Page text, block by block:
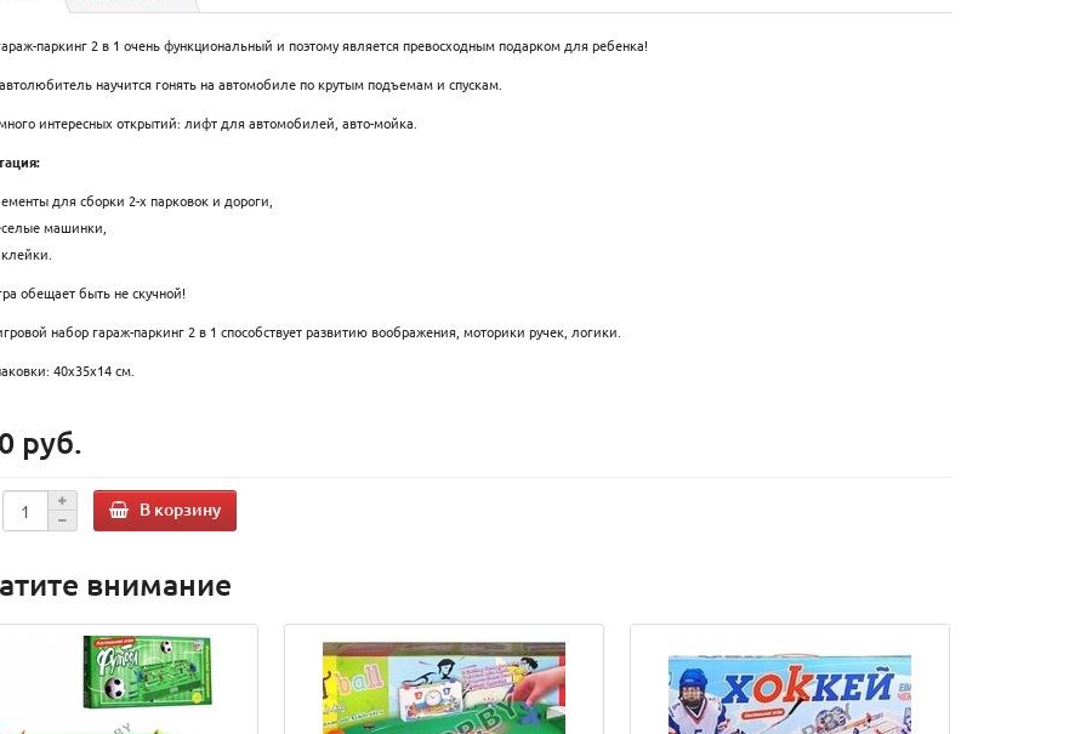
паркинг 2 в 1 очень функциональный и поэтому является превосходным подарком для ребенка!
научится гонять на автомобиле по крутым подъемам и спускам.
интересных открытий: лифт для автомобилей, авто-мойка.
для сборки 2-х парковок и дороги,
машинки,
обещает быть не скучной!
набор гараж-паркинг 2 в 1 способствует развитию воображения, моторики ручек, логики.
40x35x14 см.
руб.
В корзину
внимание